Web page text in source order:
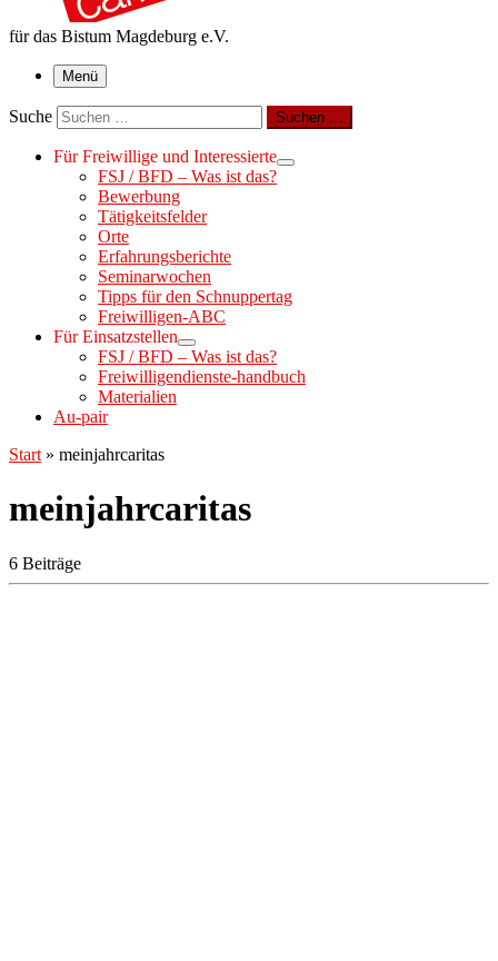
für das Bistum Magdeburg e.V.
Menü
Suche Suchen …
Für Freiwillige und Interessierte
FSJ / BFD – Was ist das?
Bewerbung
Tätigkeitsfelder
Orte
Erfahrungsberichte
Seminarwochen
Tipps für den Schnuppertag
Freiwilligen-ABC
Für Einsatzstellen
FSJ / BFD – Was ist das?
Freiwilligendienste-handbuch
Materialien
Au-pair
Start » meinjahrcaritas
meinjahrcaritas
6 Beiträge